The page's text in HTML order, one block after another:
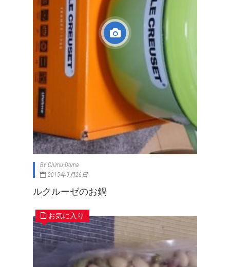
BYChimu-Doma
2015年9月26日
ルクルーゼのお鍋
お気に入り